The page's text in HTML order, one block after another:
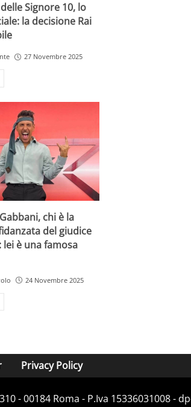
Signore 10, lo
la decisione Rai
27 Novembre 2025
chi è la
del giudice
lei è una famosa
24 Novembre 2025
Privacy Policy
- 00184 Roma - P.Iva 15336031008 -